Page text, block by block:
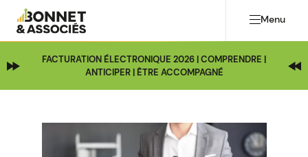
Menu
FACTURATION ÉLECTRONIQUE 2026 | COMPRENDRE |
ANTICIPER | ÊTRE ACCOMPAGNÉ